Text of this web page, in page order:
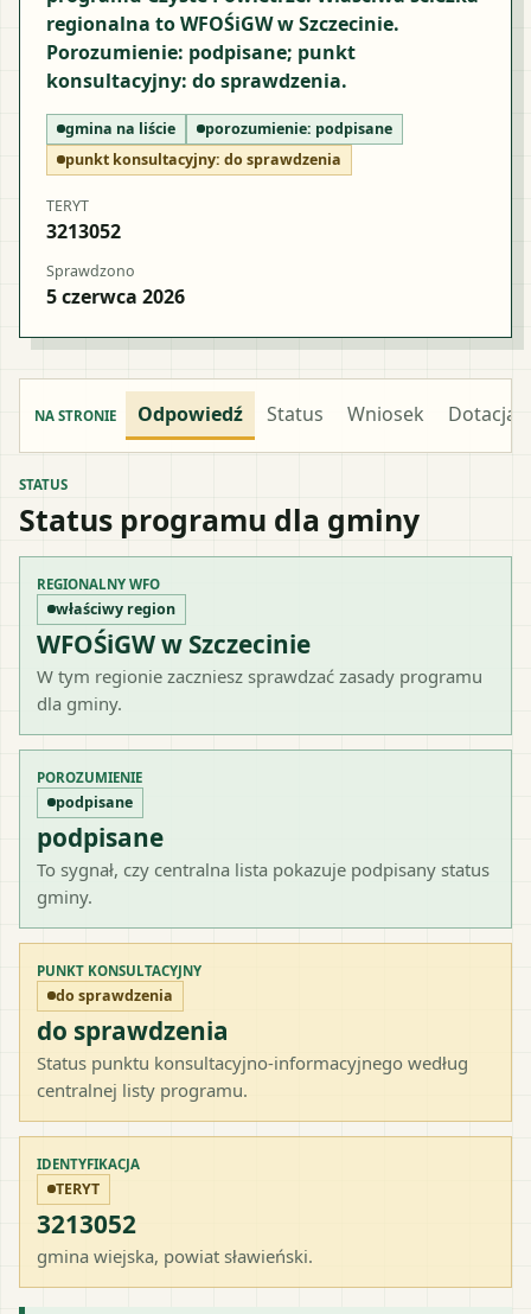
regionalna to WFOŚiGW w Szczecinie.
Porozumienie: podpisane; punkt
konsultacyjny: do sprawdzenia.
gmina na liście porozumienie: podpisane
punkt konsultacyjny: do sprawdzenia
TERYT
3213052
Sprawdzono
5 czerwca 2026
NA STRONIE Odpowiedź Status Wniosek Dotacja
STATUS
Status programu dla gminy
REGIONALNY WFO
właściwy region
WFOŚiGW w Szczecinie
W tym regionie zaczniesz sprawdzać zasady programu
dla gminy.
POROZUMIENIE
podpisane
podpisane
To sygnał, czy centralna lista pokazuje podpisany status
gminy.
PUNKT KONSULTACYJNY
do sprawdzenia
do sprawdzenia
Status punktu konsultacyjno-informacyjnego według
centralnej listy programu.
IDENTYFIKACJA
TERYT
3213052
gmina wiejska, powiat sławieński.